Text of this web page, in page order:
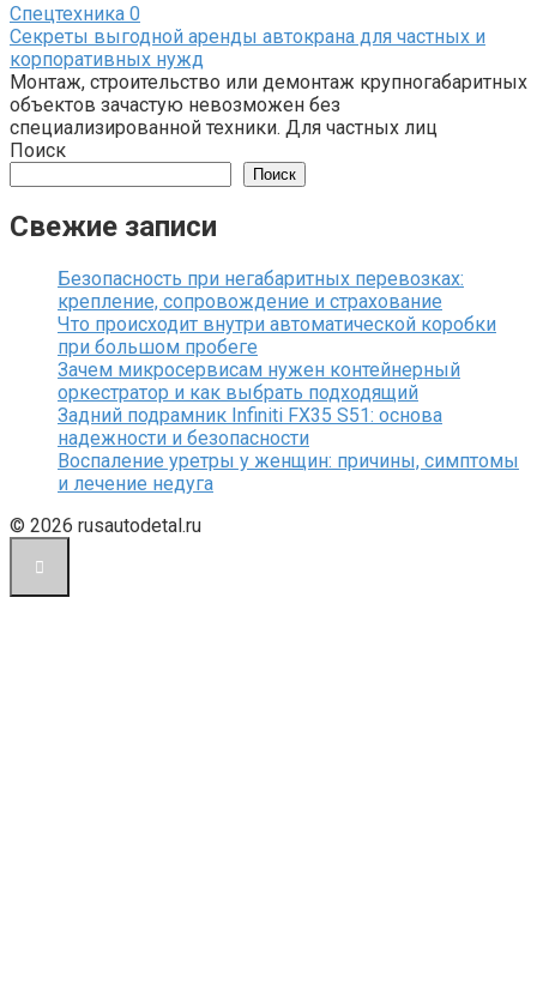
Спецтехника 0
Секреты выгодной аренды автокрана для частных и
корпоративных нужд
Монтаж, строительство или демонтаж крупногабаритных
объектов зачастую невозможен без
специализированной техники. Для частных лиц
Поиск
Поиск
Свежие записи
Безопасность при негабаритных перевозках:
крепление, сопровождение и страхование
Что происходит внутри автоматической коробки
при большом пробеге
Зачем микросервисам нужен контейнерный
оркестратор и как выбрать подходящий
Задний подрамник Infiniti FX35 S51: основа
надежности и безопасности
Воспаление уретры у женщин: причины, симптомы
и лечение недуга
© 2026 rusautodetal.ru